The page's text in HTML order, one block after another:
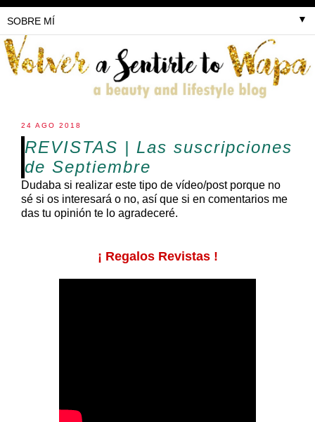
▼
24 AGO 2018
REVISTAS | Las suscripciones
de Septiembre
Dudaba si realizar este tipo de vídeo/post porque no
sé si os interesará o no, así que si en comentarios me
das tu opinión te lo agradeceré.
¡ Regalos Revistas !